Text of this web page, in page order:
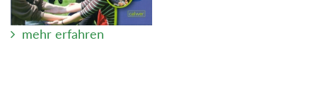
mehr erfahren